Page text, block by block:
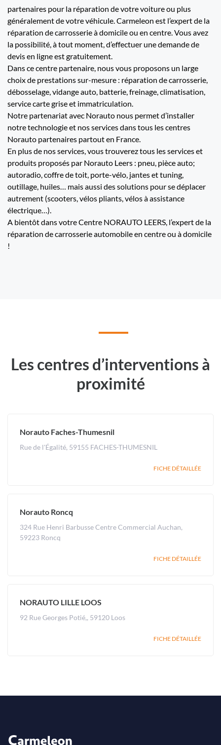
partenaires pour la réparation de votre voiture ou plus
généralement de votre véhicule. Carmeleon est l’expert de la
réparation de carrosserie à domicile ou en centre. Vous avez
la possibilité, à tout moment, d’effectuer une demande de
devis en ligne est gratuitement.
Dans ce centre partenaire, nous vous proposons un large
choix de prestations sur-mesure : réparation de carrosserie,
débosselage, vidange auto, batterie, freinage, climatisation,
service carte grise et immatriculation.
Notre partenariat avec Norauto nous permet d’installer
notre technologie et nos services dans tous les centres
Norauto partenaires partout en France.
En plus de nos services, vous trouverez tous les services et
produits proposés par Norauto Leers : pneu, pièce auto;
autoradio, coffre de toit, porte-vélo, jantes et tuning,
outillage, huiles… mais aussi des solutions pour se déplacer
autrement (scooters, vélos pliants, vélos à assistance
électrique…).
A bientôt dans votre Centre NORAUTO LEERS, l’expert de la
réparation de carrosserie automobile en centre ou à domicile
!
Les centres d’interventions à
proximité
Norauto Faches-Thumesnil
Rue de l'Égalité, 59155 FACHES-THUMESNIL
FICHE DÉTAILLÉE
Norauto Roncq
324 Rue Henri Barbusse Centre Commercial Auchan,
59223 Roncq
FICHE DÉTAILLÉE
NORAUTO LILLE LOOS
92 Rue Georges Potié,, 59120 Loos
FICHE DÉTAILLÉE